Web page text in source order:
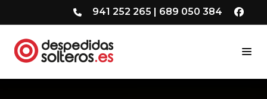
941 252 265 | 689 050 384